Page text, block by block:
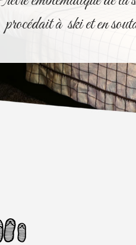
procédait à ski et en